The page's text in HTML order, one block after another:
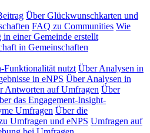
Über Glückwunschkarten und
FAQ zu Communities Wie
in einer Gemeinde erstellt
in Gemeinschaften
Funktionalität nutzt Über Analysen in
in eNPS Über Analysen in
Antworten auf Umfragen Über
das Engagement-Insight-
Umfragen Über die
Umfragen und eNPS Umfragen auf